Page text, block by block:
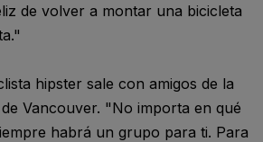
de volver a montar una bicicleta
hipster sale con amigos de la
Vancouver. "No importa en qué
habrá un grupo para ti. Para